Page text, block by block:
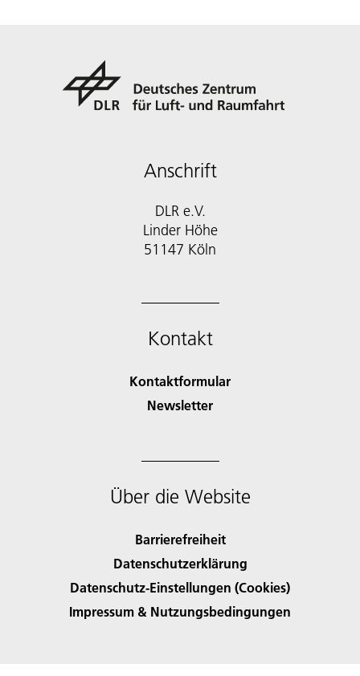
Anschrift
DLR e.V.
Linder Höhe
51147 Köln
Kontakt
Kontaktformular
Newsletter
Über die Website
Barrierefreiheit
Datenschutzerklärung
Datenschutz-Einstellungen (Cookies)
Impressum & Nutzungsbedingungen